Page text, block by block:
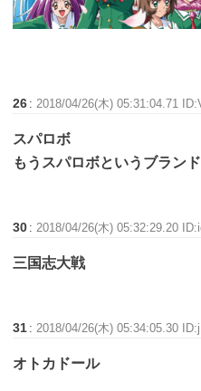
26 :2018/04/26(木) 05:31:04.71
スパロボ
もうスパロボというブラン
30 :2018/04/26(木) 05:32:29.20
三国志大戦
31 :2018/04/26(木) 05:34:05.30
オトカドール